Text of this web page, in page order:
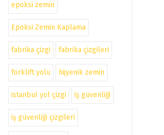
epoksi zemin
Epoksi Zemin Kaplama
fabrika çizgi fabrika çizgileri
forklift yolu hijyenik zemin
istanbul yol çizgi iş güvenliği
iş güvenliği çizgileri